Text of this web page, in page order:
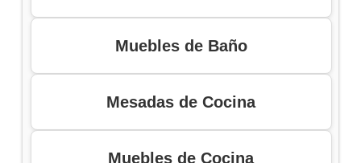
Muebles de Baño
Mesadas de Cocina
Muebles de Cocina